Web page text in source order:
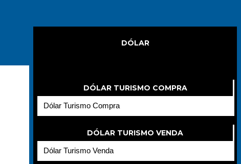
DÓLAR
DÓLAR TURISMO COMPRA
Dólar Turismo Compra
DÓLAR TURISMO VENDA
Dólar Turismo Venda